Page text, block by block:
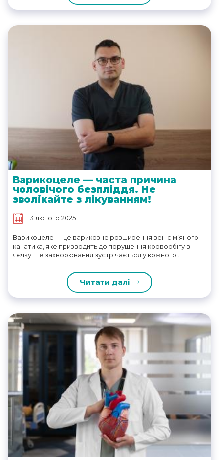
Варикоцеле — часта причина
чоловічого безпліддя. Не
зволікайте з лікуванням!
13 лютого 2025
Варикоцеле — це варикозне розширення вен сім’яного
канатика, яке призводить до порушення кровообігу в
яєчку. Це захворювання зустрічається у кожного...
Читати далі